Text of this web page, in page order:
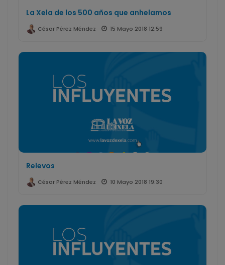
La Xela de los 500 años que anhelamos
César Pérez Méndez 15 Mayo 2018 12:59
Relevos
César Pérez Méndez 10 Mayo 2018 19:30